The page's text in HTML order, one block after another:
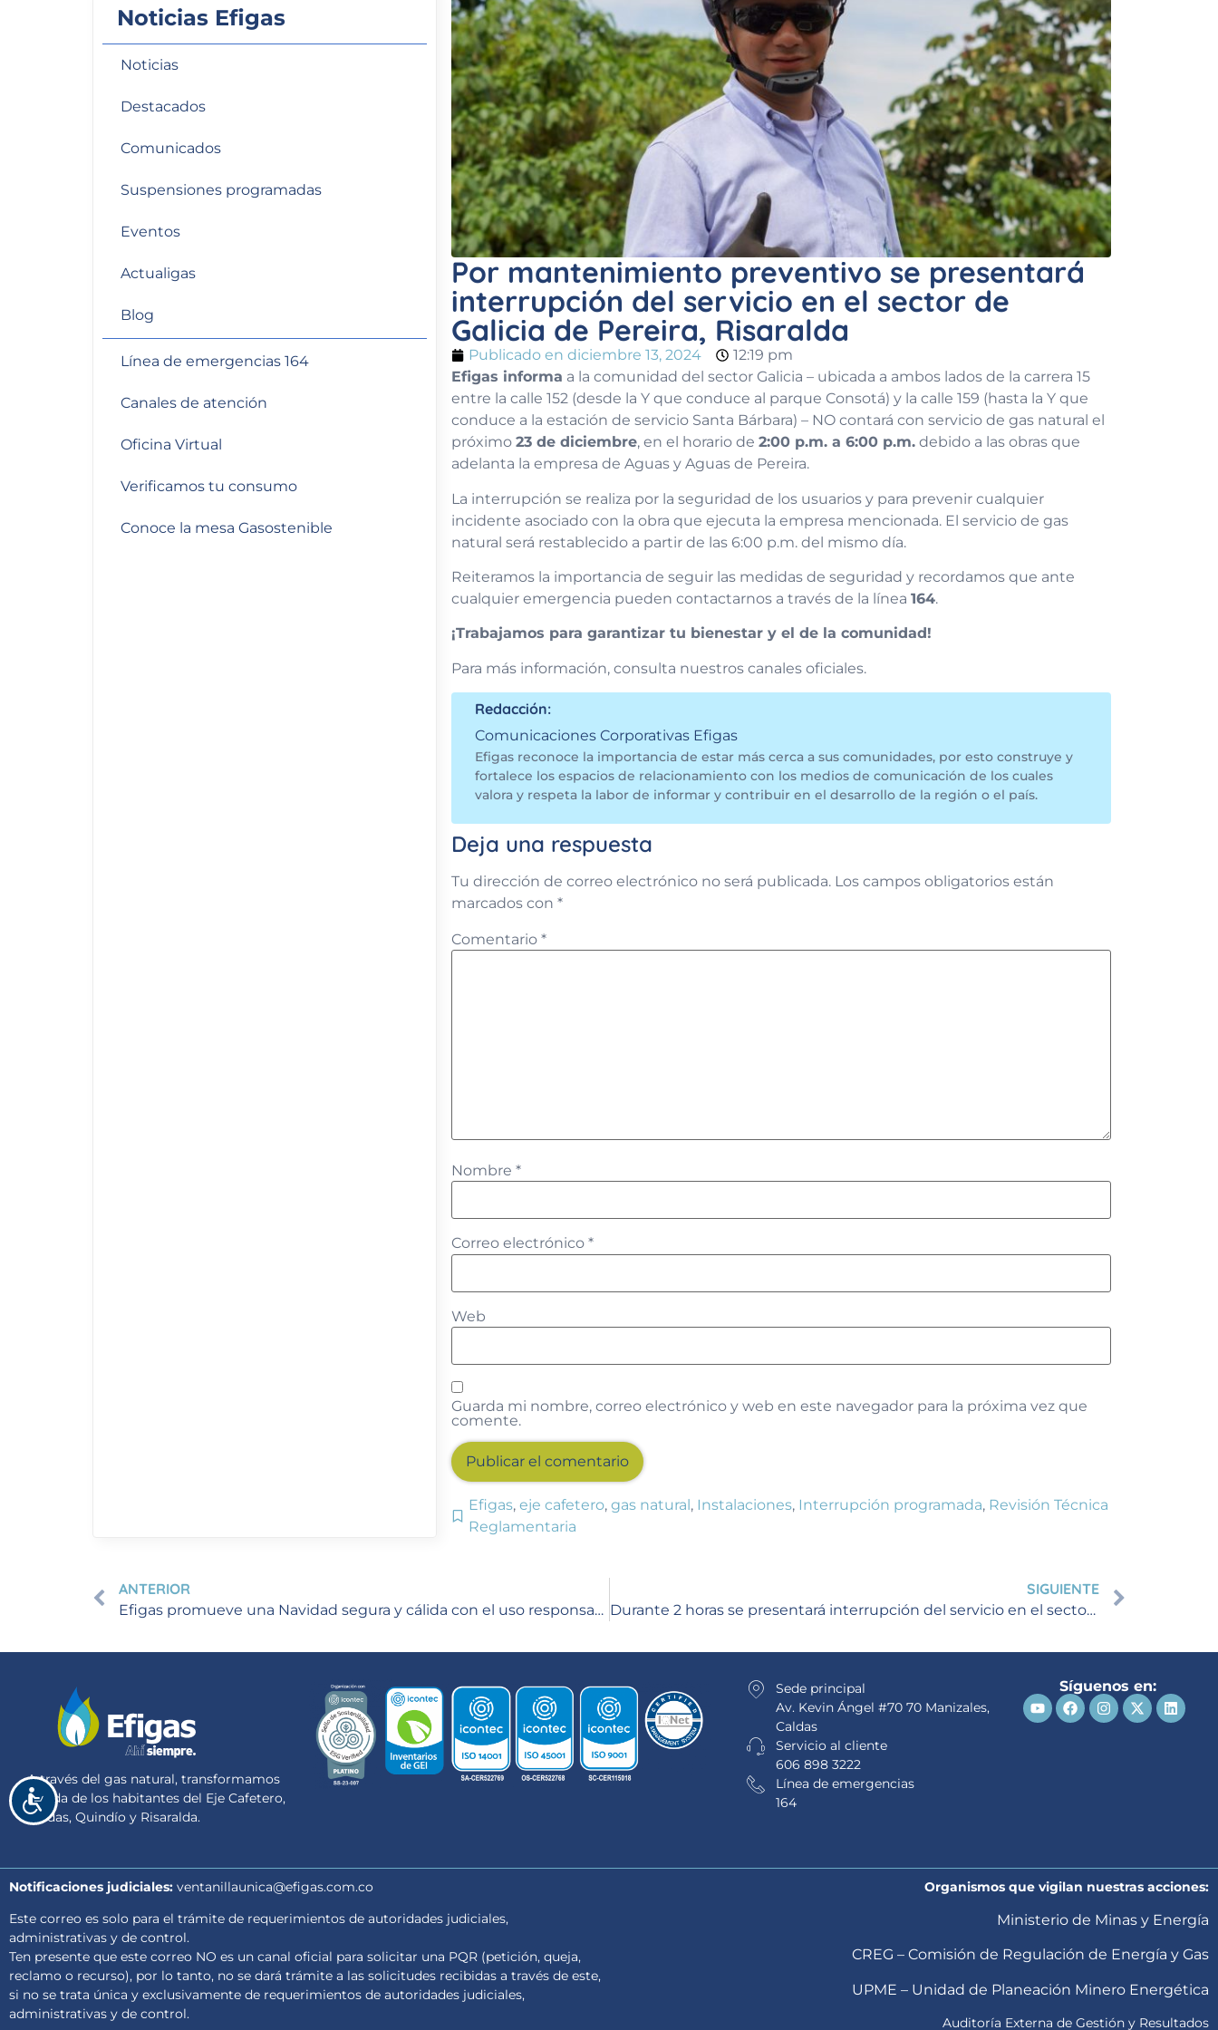
Accesibilidad
Noticias Efigas
Noticias
Destacados
Comunicados
Suspensiones programadas
Eventos
Actualigas
Blog
Línea de emergencias 164
Canales de atención
Oficina Virtual
Verificamos tu consumo
Conoce la mesa Gasostenible
Por mantenimiento preventivo se presentará
interrupción del servicio en el sector de
Galicia de Pereira, Risaralda
Publicado en diciembre 13, 2024
12:19 pm
Efigas informa a la comunidad del sector Galicia – ubicada a ambos lados de la carrera 15
entre la calle 152 (desde la Y que conduce al parque Consotá) y la calle 159 (hasta la Y que
conduce a la estación de servicio Santa Bárbara) – NO contará con servicio de gas natural el
próximo 23 de diciembre, en el horario de 2:00 p.m. a 6:00 p.m.debido a las obras que
adelanta la empresa de Aguas y Aguas de Pereira.
La interrupción se realiza por la seguridad de los usuarios y para prevenir cualquier
incidente asociado con la obra que ejecuta la empresa mencionada. El servicio de gas
natural será restablecido a partir de las 6:00 p.m. del mismo día.
Reiteramos la importancia de seguir las medidas de seguridad y recordamos que ante
cualquier emergencia pueden contactarnos a través de la línea 164.
¡Trabajamos para garantizar tu bienestar y el de la comunidad!
Para más información, consulta nuestros canales oficiales.
Redacción:
Comunicaciones Corporativas Efigas
Efigas reconoce la importancia de estar más cerca a sus comunidades, por esto construye y
fortalece los espacios de relacionamiento con los medios de comunicación de los cuales
valora y respeta la labor de informar y contribuir en el desarrollo de la región o el país.
Deja una respuesta
Tu dirección de correo electrónico no será publicada. Los campos obligatorios están
marcados con *
Comentario *
Nombre *
Correo electrónico *
Web
Guarda mi nombre, correo electrónico y web en este navegador para la próxima vez que
comente.
Alternative:
Efigas, eje cafetero, gas natural , Instalaciones, Interrupción programada, Revisión Técnica
Reglamentaria
ANTERIOR
Efigas promueve una Navidad segura y cálida con el uso responsable del gas natural
SIGUIENTE
Durante 2 horas se presentará interrupción del servicio en el sector de Expoferias en Manizales
A través del gas natural, transformamos
la vida de los habitantes del Eje Cafetero,
Caldas, Quindío y Risaralda.
Sede principal
Av. Kevin Ángel #70 70 Manizales,
Caldas
Servicio al cliente
606 898 3222
Línea de emergencias
164
Síguenos en:
Notificaciones judiciales: ventanillaunica@efigas.com.co
Este correo es solo para el trámite de requerimientos de autoridades judiciales,
administrativas y de control.
Ten presente que este correo NO es un canal oficial para solicitar una PQR (petición, queja,
reclamo o recurso), por lo tanto, no se dará trámite a las solicitudes recibidas a través de este,
si no se trata única y exclusivamente de requerimientos de autoridades judiciales,
administrativas y de control.
Organismos que vigilan nuestras acciones:
Ministerio de Minas y Energía
CREG – Comisión de Regulación de Energía y Gas
UPME – Unidad de Planeación Minero Energética
Auditoría Externa de Gestión y Resultados